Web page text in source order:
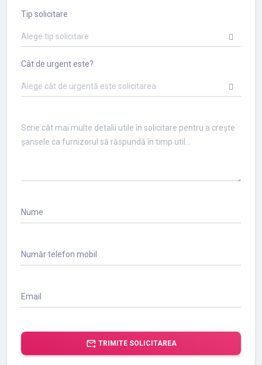
Tip solicitare
Alege tip solicitare
Cât de urgent este?
Alege cât de urgentă este solicitarea
Nume
Număr telefon mobil
Email
forward_to_inbox TRIMITE SOLICITAREA